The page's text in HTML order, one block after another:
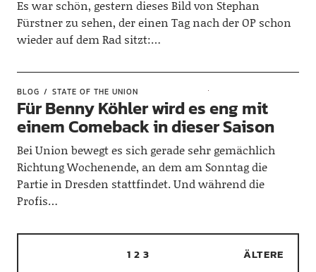
Es war schön, gestern dieses Bild von Stephan
Fürstner zu sehen, der einen Tag nach der OP schon
wieder auf dem Rad sitzt:…
BLOG STATE OF THE UNION
Für Benny Köhler wird es eng mit
einem Comeback in dieser Saison
Bei Union bewegt es sich gerade sehr gemächlich
Richtung Wochenende, an dem am Sonntag die
Partie in Dresden stattfindet. Und während die
Profis…
1 2 3 ÄLTERE